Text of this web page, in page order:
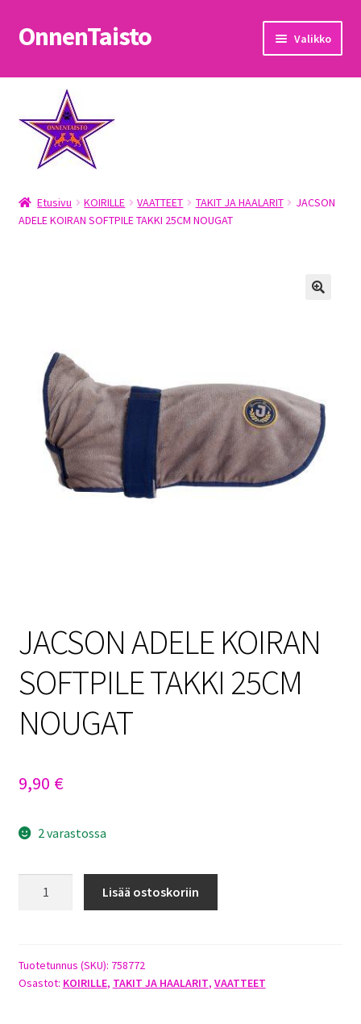
Siirry
navigointiin
Siirry
sisältöön
OnnenTaisto Valikko
Etusivu
Kassa
Oma tili
OnnenTaisto
Tietosuojaseloste
Toimitusehdot
Etusivu KOIRILLE VAATTEET TAKIT JA HAALARIT
JACSON
ADELE KOIRAN SOFTPILE TAKKI 25CM NOUGAT
JACSON ADELE KOIRAN
SOFTPILE TAKKI 25CM
NOUGAT
9,90 €
2 varastossa
TAKKI
25CM
Lisää ostoskoriin
Tuotetunnus (SKU): 758772
Osastot: KOIRILLE, TAKIT JA HAALARIT, VAATTEET